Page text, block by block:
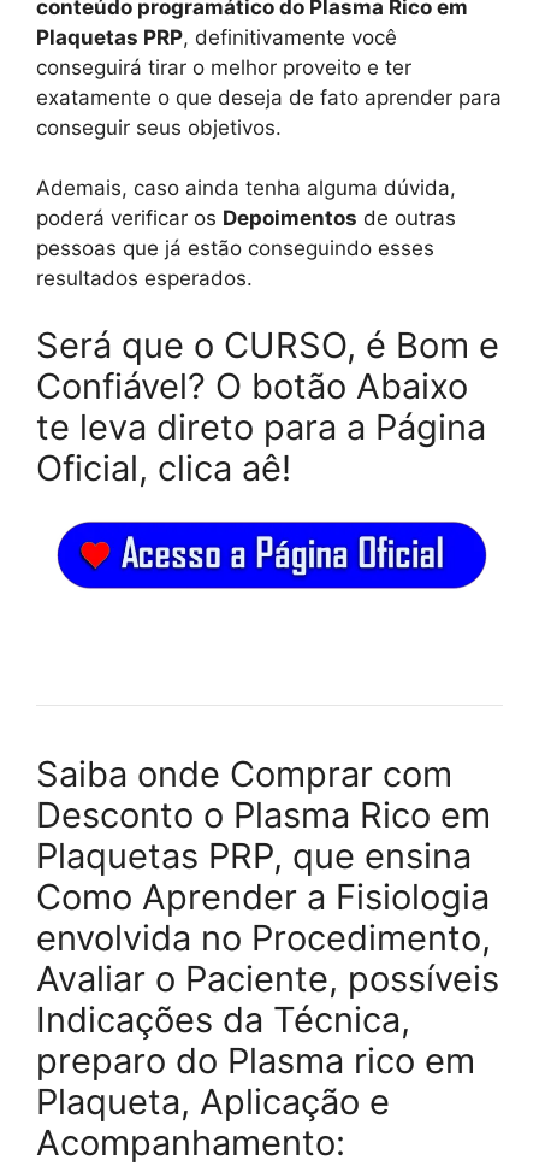
conteúdo programático do Plasma Rico em
Plaquetas PRP, definitivamente você
conseguirá tirar o melhor proveito e ter
exatamente o que deseja de fato aprender para
conseguir seus objetivos.
Ademais, caso ainda tenha alguma dúvida,
poderá verificar os Depoimentos de outras
pessoas que já estão conseguindo esses
resultados esperados.
Será que o CURSO, é Bom e
Confiável? O botão Abaixo
te leva direto para a Página
Oficial, clica aê!
Saiba onde Comprar com
Desconto o Plasma Rico em
Plaquetas PRP, que ensina
Como Aprender a Fisiologia
envolvida no Procedimento,
Avaliar o Paciente, possíveis
Indicações da Técnica,
preparo do Plasma rico em
Plaqueta, Aplicação e
Acompanhamento: